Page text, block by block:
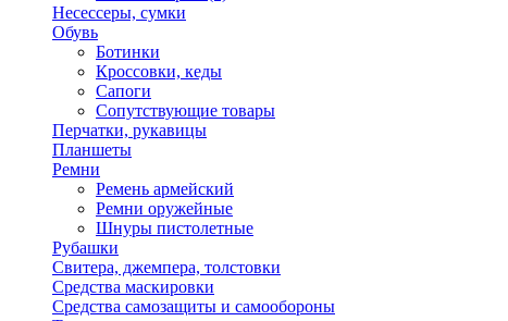
Несессеры, сумки
Обувь
Ботинки
Кроссовки, кеды
Сапоги
Сопутствующие товары
Перчатки, рукавицы
Планшеты
Ремни
Ремень армейский
Ремни оружейные
Шнуры пистолетные
Рубашки
Свитера, джемпера, толстовки
Средства маскировки
Средства самозащиты и самообороны